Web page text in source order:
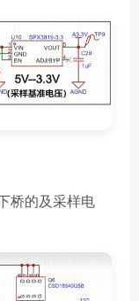
桥的及采样电